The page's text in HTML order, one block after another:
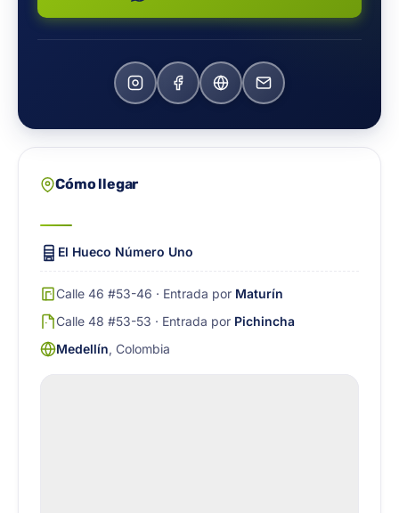
Cómo llegar
El Hueco Número Uno
Calle 46 #53-46 · Entrada por Maturín
Calle 48 #53-53 · Entrada por Pichincha
Medellín, Colombia